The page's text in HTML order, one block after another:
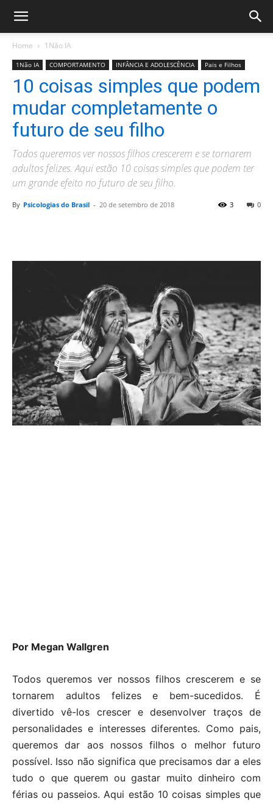
Home 1Não IA
1Não IA COMPORTAMENTO INFÂNCIA E ADOLESCÊNCIA Pais e Filhos
10 coisas simples que podem
mudar completamente o
futuro de seu filho
Todos queremos ver nossos filhos crescerem e se tornarem
adultos felizes. Aqui estão 10 coisas simples que podem ter
um grande efeito no futuro de seu filho.
By Psicologias do Brasil - 20 de setembro de 2018 0
3
Por Megan Wallgren
Todos queremos ver nossos filhos crescerem e se
tornarem adultos felizes e bem-sucedidos. É
divertido vê-los crescer e desenvolver traços de
personalidades e interesses diferentes. Como pais,
queremos dar aos nossos filhos o melhor futuro
possível. Isso não significa que precisamos dar a eles
tudo o que querem ou gastar muito dinheiro com
férias ou passeios. Aqui estão 10 coisas simples que